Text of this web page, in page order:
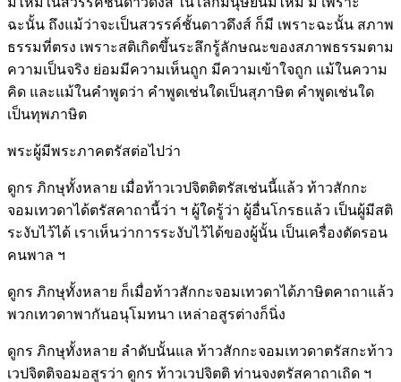
ฉะนั้น ถึงแม้ว่าจะเป็นสวรรค์ชั้นดาวดึงส์ ก็มี เพราะฉะนั้น สภาพ
ธรรมที่ตรง เพราะสติเกิดขึ้นระลึกรู้ลักษณะของสภาพธรรมตาม
ความเป็นจริง ย่อมมีความเห็นถูก มีความเข้าใจถูก แม้ในความ
คิด และแม้ในคำพูดว่า คำพูดเช่นใดเป็นสุภาษิต คำพูดเช่นใด
เป็นทุพภาษิต
พระผู้มีพระภาคตรัสต่อไปว่า
ดูกร ภิกษุทั้งหลาย เมื่อท้าวเวปจิตติตรัสเช่นนี้แล้ว ท้าวสักกะ
จอมเทวดาได้ตรัสคาถานี้ว่า ฯ ผู้ใดรู้ว่า ผู้อื่นโกรธแล้ว เป็นผู้มีสติ
ระงับไว้ได้ เราเห็นว่าการระงับไว้ได้ของผู้นั้น เป็นเครื่องตัดรอน
คนพาล ฯ
ดูกร ภิกษุทั้งหลาย ก็เมื่อท้าวสักกะจอมเทวดาได้ภาษิตคาถาแล้ว
พวกเทวดาพากันอนุโมทนา เหล่าอสูรต่างก็นิ่ง
ดูกร ภิกษุทั้งหลาย ลำดับนั้นแล ท้าวสักกะจอมเทวดาตรัสกะท้าว
เวปจิตติจอมอสูรว่า ดูกร ท้าวเวปจิตติ ท่านจงตรัสคาถาเถิด ฯ